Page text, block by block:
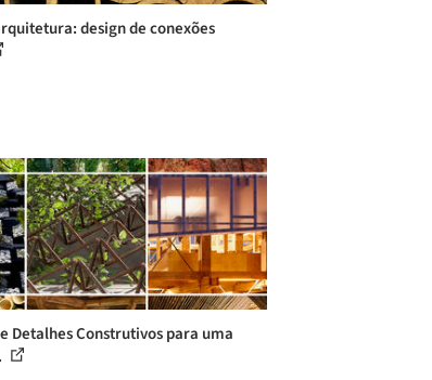
design de conexões
Detalhes Construtivos para uma